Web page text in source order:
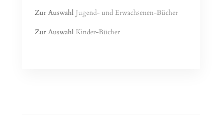
Zur Auswahl Jugend- und Erwachsenen-Bücher
Zur Auswahl Kinder-Bücher